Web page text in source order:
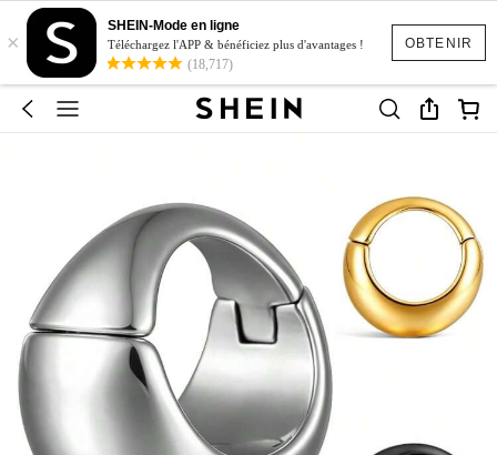
OBTENIR
×
SHEIN-Mode en ligne
Téléchargez l'APP & bénéficiez plus d'avantages !
(18,717)